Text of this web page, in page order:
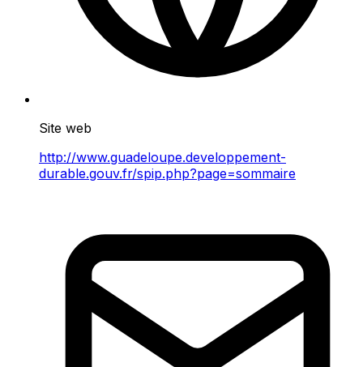
Site web
http://www.guadeloupe.developpement-
durable.gouv.fr/spip.php?page=sommaire